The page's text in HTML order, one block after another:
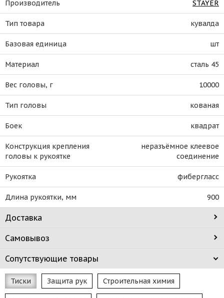
Производитель STAYER
Тип товара кувалда
Базовая единица шт
Материал сталь 45
Вес головы, г 10000
Тип головы кованая
Боек квадрат
Конструкция крепления
головы к рукоятке
неразъёмное клеевое
соединение
Рукоятка фибергласс
Длина рукоятки, мм 900
Доставка
Самовывоз
Сопутствующие товары
Тиски Защита рук Строительная химия